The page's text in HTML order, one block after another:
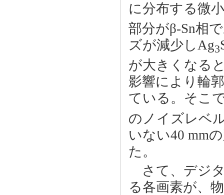
に分布する微
部分がβ-Sn相
ズが減少しAg3
が大きくなる
影響により輪
ている。そこ
のノイズレベ
いない40 mm
た。
さて、デジ
る各画素が、